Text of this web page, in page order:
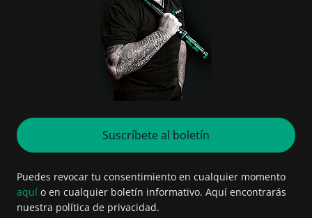
Suscríbete al boletín
Puedes revocar tu consentimiento en cualquier momento
aquí o en cualquier boletín informativo. Aquí encontrarás
nuestra política de privacidad.